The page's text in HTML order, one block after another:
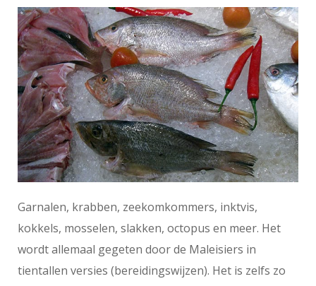
Garnalen, krabben, zeekomkommers, inktvis,
kokkels, mosselen, slakken, octopus en meer. Het
wordt allemaal gegeten door de Maleisiers in
tientallen versies (bereidingswijzen). Het is zelfs zo